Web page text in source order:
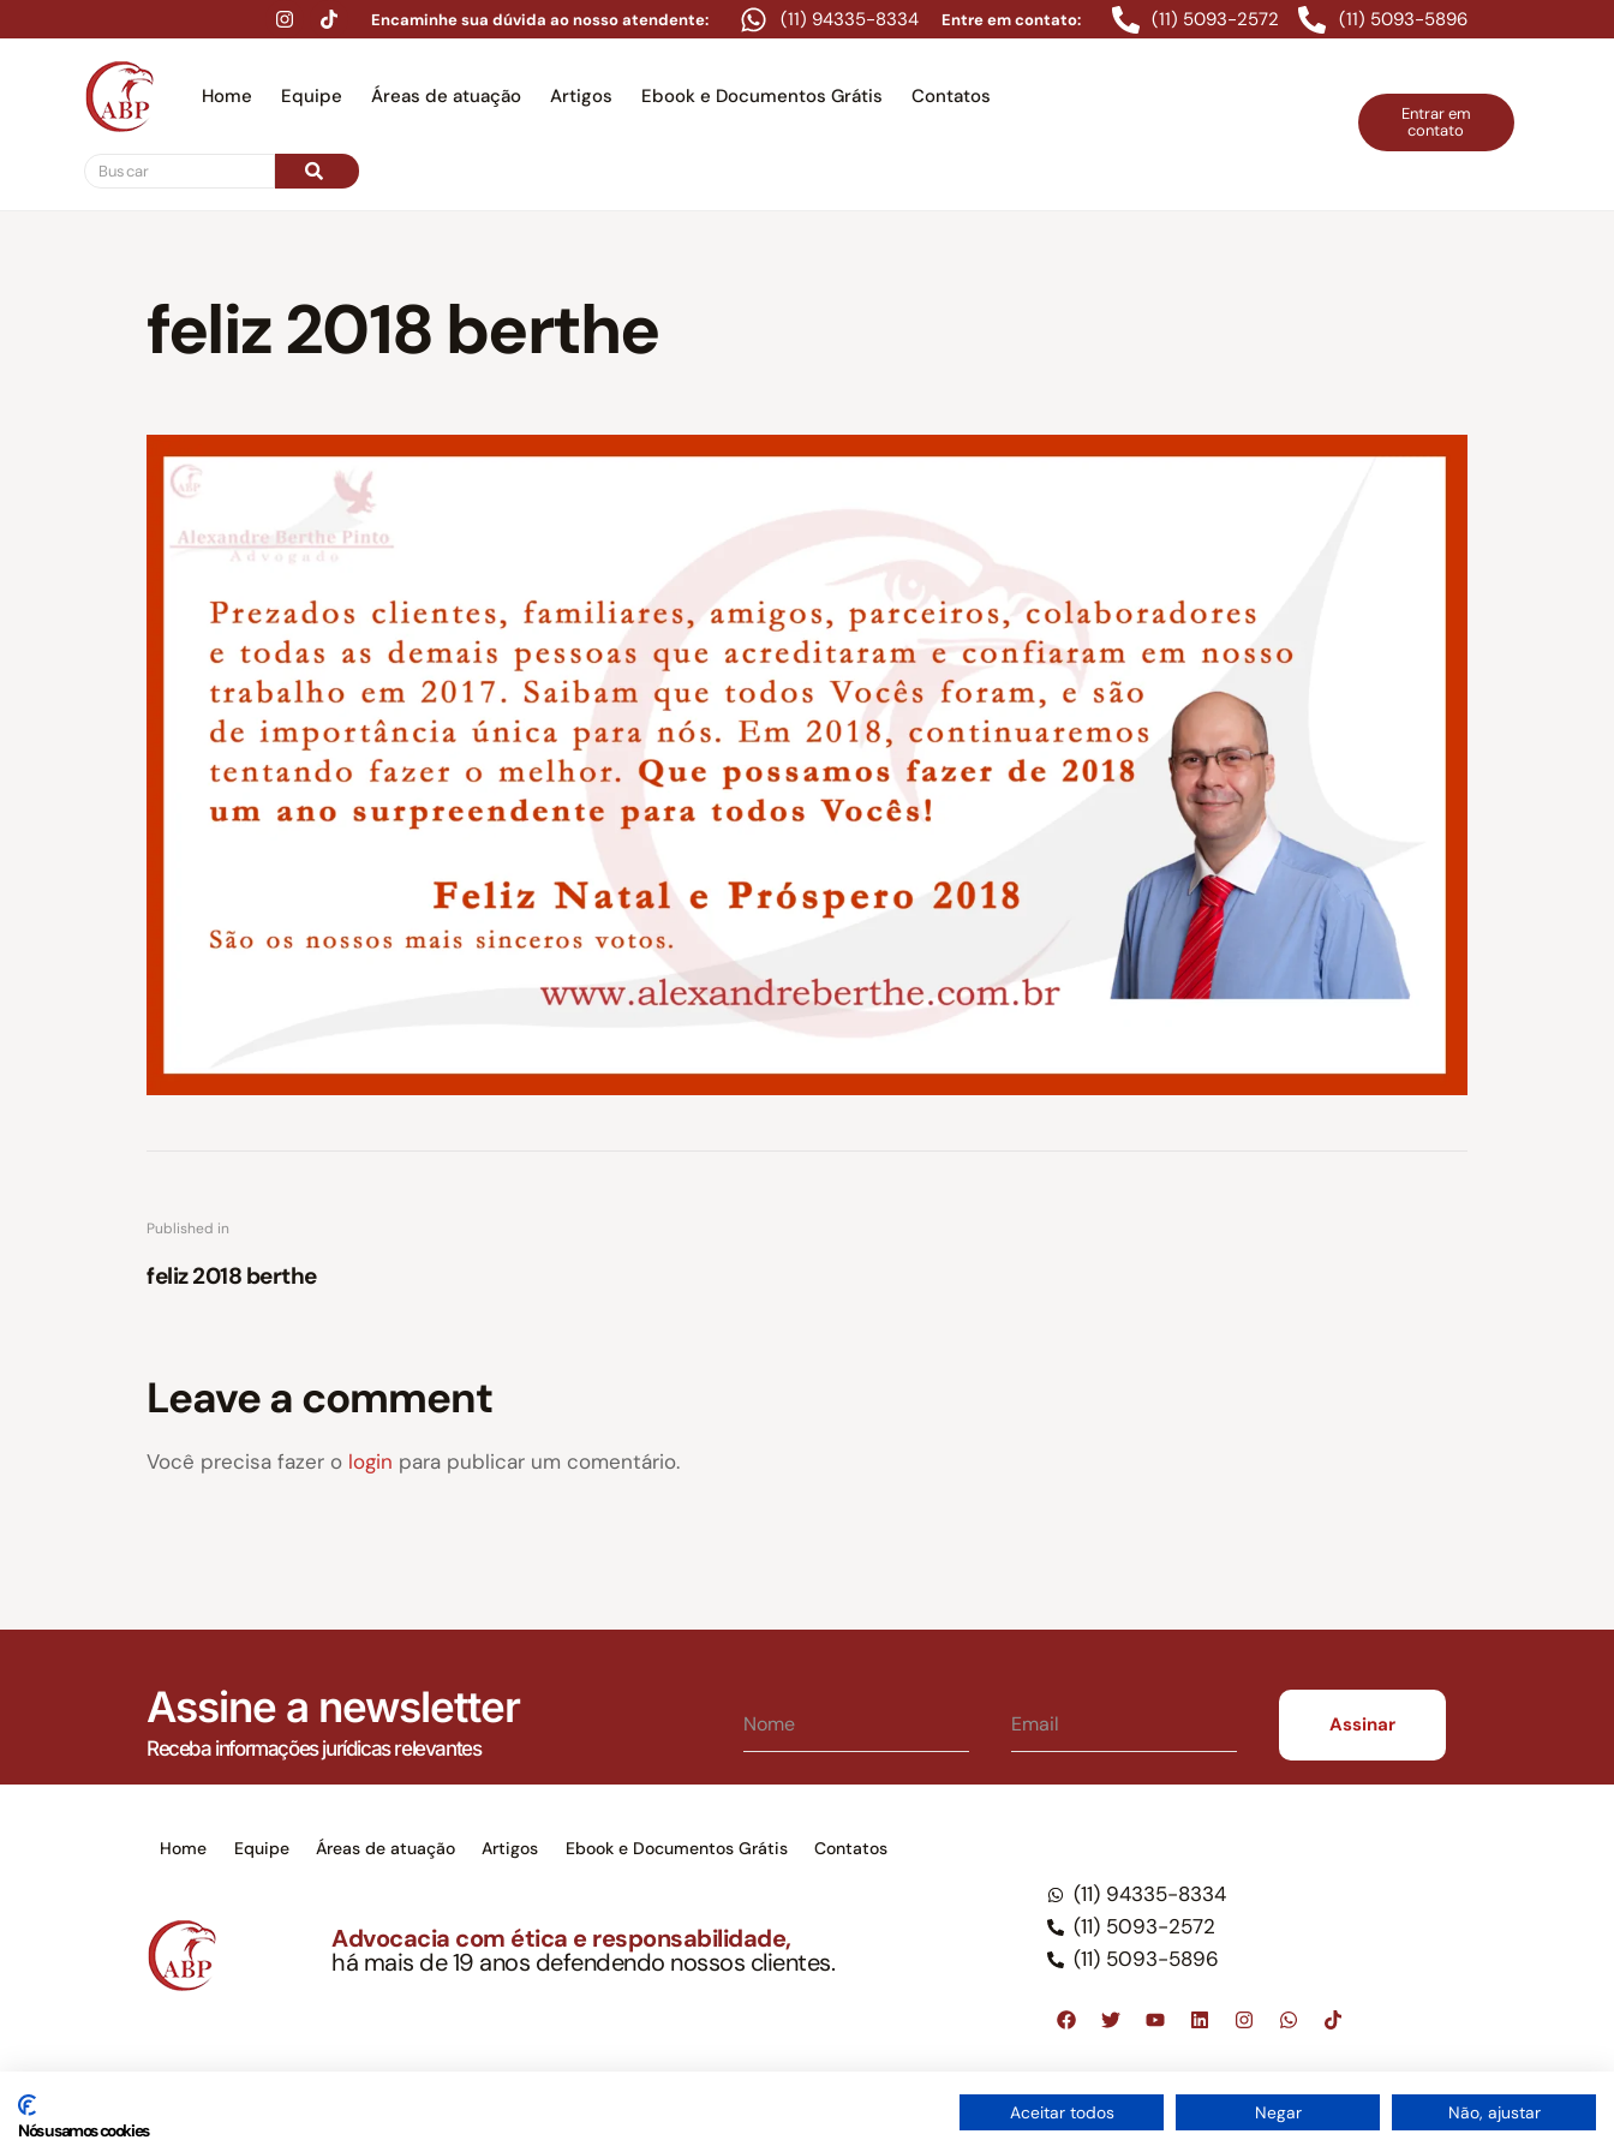
Encaminhe sua dúvida ao nosso atendente: (11) 94335-8334 Entre em contato: (11) 5093-2572 (11) 5093-5896
Home Equipe Áreas de atuação Artigos Ebook e Documentos Grátis Contatos
Entrar em
contato
feliz 2018 berthe
Published in
feliz 2018 berthe
Leave a comment
Você precisa fazer o login para publicar um comentário.
Assine a newsletter
Receba informações jurídicas relevantes
Home Equipe Áreas de atuação Artigos Ebook e Documentos Grátis Contatos
Advocacia com ética e responsabilidade,
há mais de 19 anos defendendo nossos clientes.
(11) 94335-8334
(11) 5093-2572
(11) 5093-5896
Este site não é um produto Meta Platforms, Inc., Google LLC, tampouco oferece serviços públicos oficiais. Somos um escritório de advocacia, que oferece apenas
serviços jurídicos, privativos de advogados, de acordo com a legislação vigente e o Código de Ética e Disciplina da OAB do Brasil – Alexandre Berthe Pinto Soc. de Adv,
OAB/SP nº 22477 –
Nós usamos cookies
Aceitar todos Negar Não, ajustar